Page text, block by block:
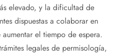
elevado, y la dificultad de
dispuestas a colaborar en
el tiempo de espera.
legales de permisología,